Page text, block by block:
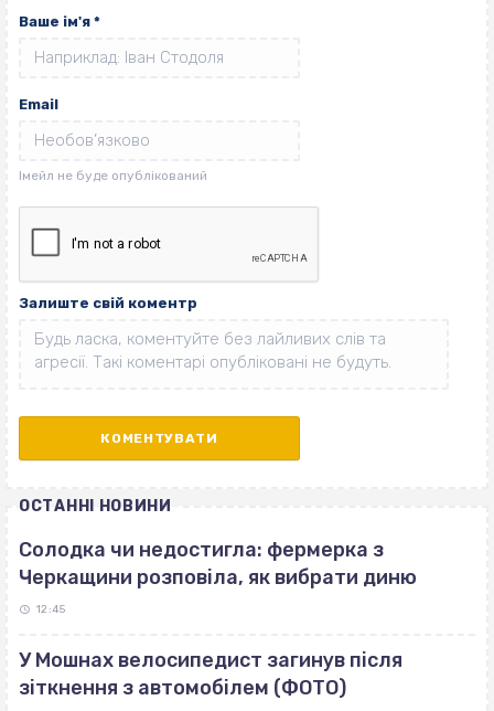
Ваше ім'я *
Email
Залиште свій коментр
ОСТАННІ НОВИНИ
Солодка чи недостигла: фермерка з
Черкащини розповіла, як вибрати диню
12:45
У Мошнах велосипедист загинув після
зіткнення з автомобілем (ФОТО)